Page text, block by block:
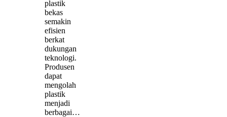
plastik
bekas
semakin
efisien
berkat
dukungan
teknologi.
Produsen
dapat
mengolah
plastik
menjadi
berbagai…